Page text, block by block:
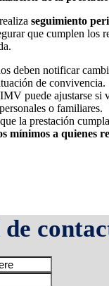
seguimiento
que cumplen los
deben notificar
de convivencia.
puede ajustarse si
o familiares.
la prestación
mínimos a quienes